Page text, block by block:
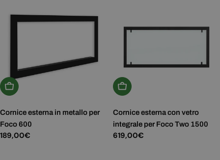
Aggiungi Al Carrello
Cornice esterna in metallo per
Foco 600
Prezzo
189,00€
Aggiungi Al Carrello
Cornice esterna con vetro
integrale per Foco Two 1500
Prezzo
619,00€